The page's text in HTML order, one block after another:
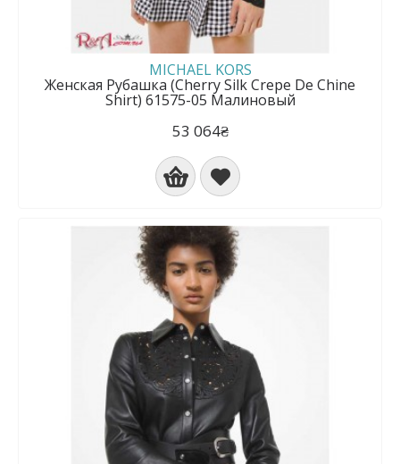
MICHAEL KORS
Женская Рубашка (Cherry Silk Crepe De Chine
Shirt) 61575-05 Малиновый
53 064₴